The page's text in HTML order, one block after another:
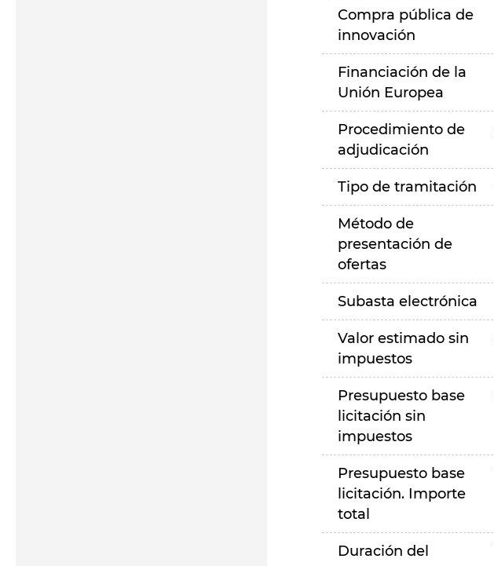
Compra pública de
innovación
Financiación de la
Unión Europea
Procedimiento de
adjudicación
Tipo de tramitación
Método de
presentación de
ofertas
Subasta electrónica
Valor estimado sin
impuestos
Presupuesto base
licitación sin
impuestos
Presupuesto base
licitación. Importe
total
Duración del